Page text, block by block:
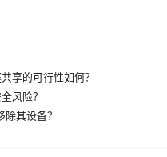
享的可行性如何？
风险？
其设备？